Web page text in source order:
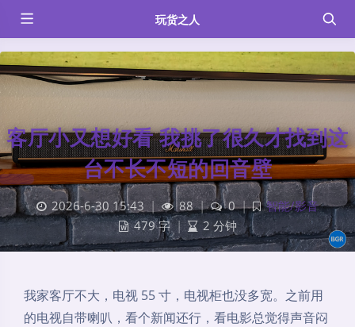
玩货之人
客厅小又想好看 我挑了很久才找到这
台不长不短的回音壁
2026-6-30 15:43 | 88 | 0 |
智能/影音
479 字 | 2 分钟
我家客厅不大，电视 55 寸，电视柜也没多宽。之前用
的电视自带喇叭，看个新闻还行，看电影总觉得声音闷